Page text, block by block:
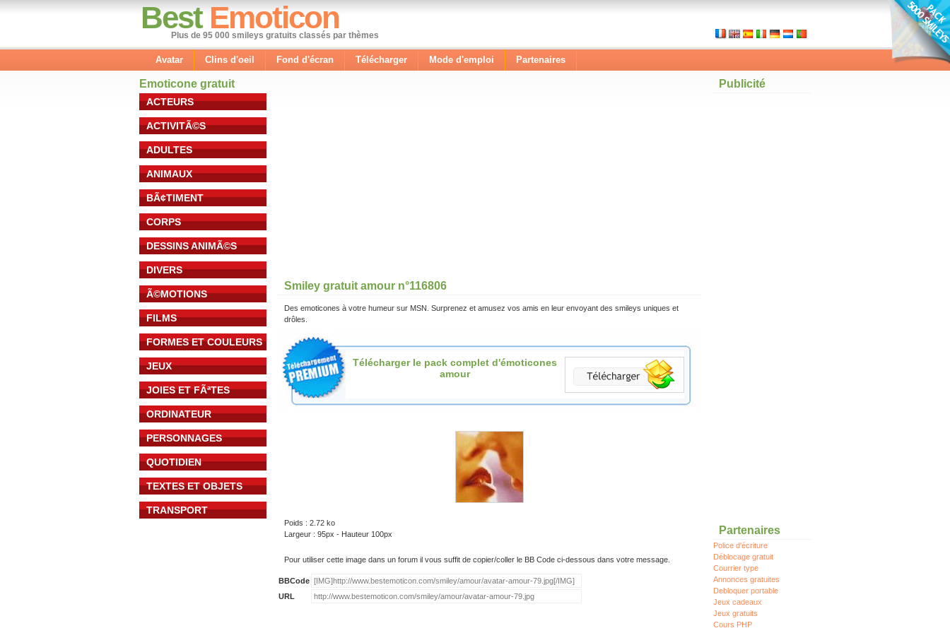
Best Emoticon
Plus de 95 000 smileys gratuits classés par thèmes
Avatar Clins d'oeil Fond d'écran Télécharger Mode d'emploi Partenaires
Emoticone gratuit
ACTEURS
ACTIVITÃ©S
ADULTES
ANIMAUX
BÃ¢TIMENT
CORPS
DESSINS ANIMÃ©S
DIVERS
Ã©MOTIONS
FILMS
FORMES ET COULEURS
JEUX
JOIES ET FÃªTES
ORDINATEUR
PERSONNAGES
QUOTIDIEN
TEXTES ET OBJETS
TRANSPORT
Smiley gratuit amour n°116806
Des emoticones à votre humeur sur MSN. Surprenez et amusez vos amis en leur envoyant des smileys uniques et
drôles.
Télécharger le pack complet d'émoticones
amour
Poids : 2.72 ko
Largeur : 95px - Hauteur 100px
Pour utiliser cette image dans un forum il vous suffit de copier/coller le BB Code ci-dessous dans votre message.
BBCode
URL
Publicité
Partenaires
Police d'écriture
Déblocage gratuit
Courrier type
Annonces gratuites
Debloquer portable
Jeux cadeaux
Jeux gratuits
Cours PHP